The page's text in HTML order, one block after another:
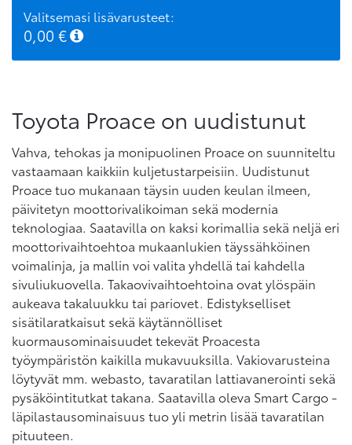
Valitsemasi lisävarusteet:
0,00 €
Toyota Proace on uudistunut
Vahva, tehokas ja monipuolinen Proace on suunniteltu
vastaamaan kaikkiin kuljetustarpeisiin. Uudistunut
Proace tuo mukanaan täysin uuden keulan ilmeen,
päivitetyn moottorivalikoiman sekä modernia
teknologiaa. Saatavilla on kaksi korimallia sekä neljä eri
moottorivaihtoehtoa mukaanlukien täyssähköinen
voimalinja, ja mallin voi valita yhdellä tai kahdella
sivuliukuovella. Takaovivaihtoehtoina ovat ylöspäin
aukeava takaluukku tai pariovet. Edistykselliset
sisätilaratkaisut sekä käytännölliset
kuormausominaisuudet tekevät Proacesta
työympäristön kaikilla mukavuuksilla. Vakiovarusteina
löytyvät mm. webasto, tavaratilan lattiavanerointi sekä
pysäköintitutkat takana. Saatavilla oleva Smart Cargo -
läpilastausominaisuus tuo yli metrin lisää tavaratilan
pituuteen.